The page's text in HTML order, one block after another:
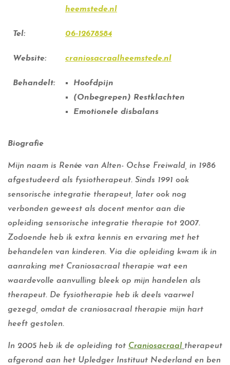
heemstede.nl
Tel: 06-12678584
Website: craniosacraalheemstede.nl
Behandelt:
Hoofdpijn
(Onbegrepen) Restklachten
Emotionele disbalans
Biografie
Mijn naam is Renée van Alten- Ochse Freiwald, in 1986
afgestudeerd als fysiotherapeut. Sinds 1991 ook
sensorische integratie therapeut, later ook nog
verbonden geweest als docent mentor aan die
opleiding sensorische integratie therapie tot 2007.
Zodoende heb ik extra kennis en ervaring met het
behandelen van kinderen. Via die opleiding kwam ik in
aanraking met Craniosacraal therapie wat een
waardevolle aanvulling bleek op mijn handelen als
therapeut. De fysiotherapie heb ik deels vaarwel
gezegd, omdat de craniosacraal therapie mijn hart
heeft gestolen.
In 2005 heb ik de opleiding tot Craniosacraal therapeut
afgerond aan het Upledger Instituut Nederland en ben